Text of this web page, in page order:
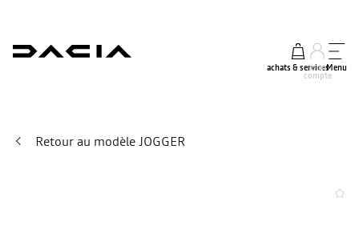
achats & services
mon
compte
Menu
Retour au modèle JOGGER